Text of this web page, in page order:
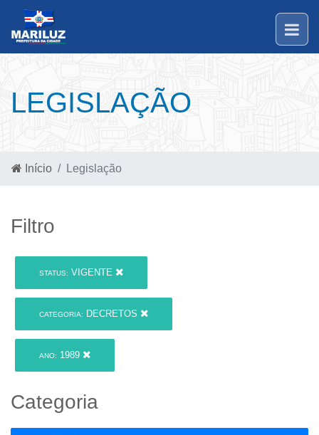
LEGISLAÇÃO
Início Legislação
Filtro
STATUS: VIGENTE
CATEGORIA: DECRETOS
ANO: 1989
Categoria